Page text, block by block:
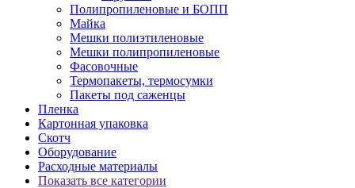
Полипропиленовые и БОПП
Майка
Мешки полиэтиленовые
Мешки полипропиленовые
Фасовочные
Термопакеты, термосумки
Пакеты под саженцы
Пленка
Картонная упаковка
Скотч
Оборудование
Расходные материалы
Показать все категории